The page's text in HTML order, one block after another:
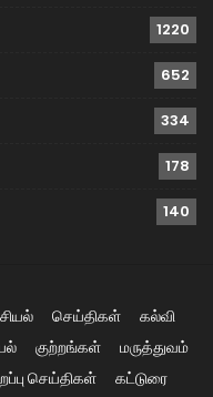
1220
652
334
178
140
செய்திகள்
கல்வி
குற்றங்கள்
மருத்துவம்
செய்திகள் கட்டுரை